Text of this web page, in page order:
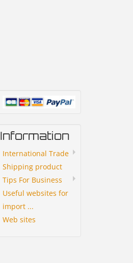
Information
International Trade
Shipping product
Tips For Business
Useful websites for
import ...
Web sites